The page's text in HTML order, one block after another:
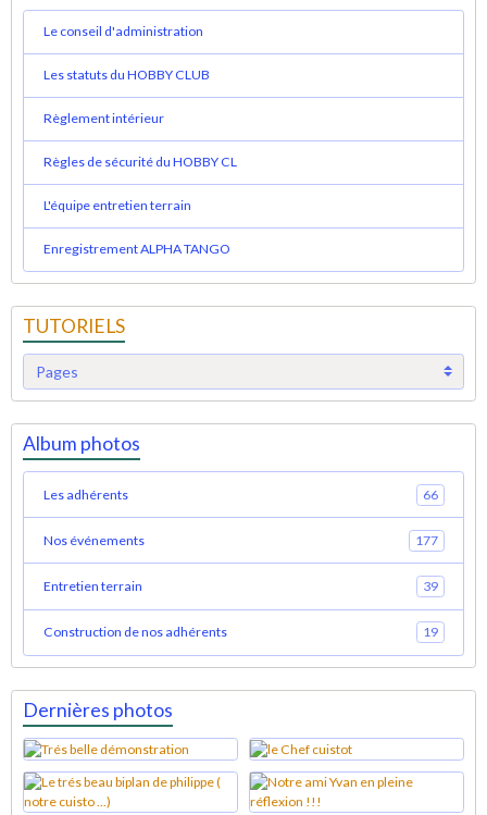
Le conseil d'administration
Les statuts du HOBBY CLUB
Règlement intérieur
Règles de sécurité du HOBBY CL
L'équipe entretien terrain
Enregistrement ALPHA TANGO
TUTORIELS
Album photos
Les adhérents 66
Nos événements 177
Entretien terrain 39
Construction de nos adhérents 19
Dernières photos